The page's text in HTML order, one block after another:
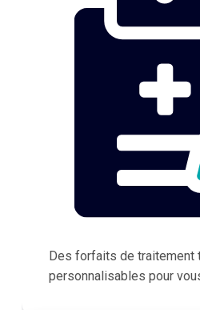
Des forfaits de traitement
personnalisables pour